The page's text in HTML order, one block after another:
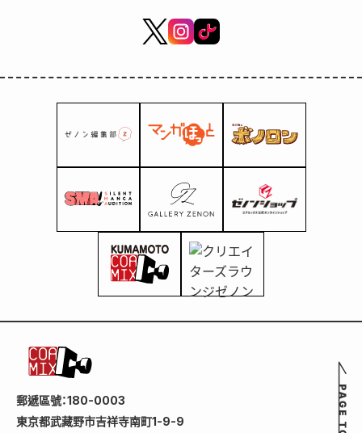
郵遞區號：180-0003
東京都武藏野市吉祥寺南町1-9-9